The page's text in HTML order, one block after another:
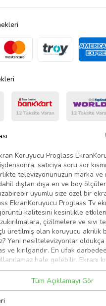
Koruyucu Proglass
satıcıya soru sor
televizyonunuzun marka ve
dıştan dışa en ve boy
uyumlu size özel bir
EkranKoruyucu Proglass Tv
kalitesini kesinlikle
çizilmelere ve sıvı
üretilmiş olan koruyucu akrilik
Yeni nesiltelevizyonlar oldukça
ve kırılgandır. En ufak
hale gelebilir. Ekranı
ekran değişim maliyeti
Proglass ekrankoruyucu,
karşı korur ve sizi
5 yıl sararmama garantisi
Tüm Açıklamayı Gör